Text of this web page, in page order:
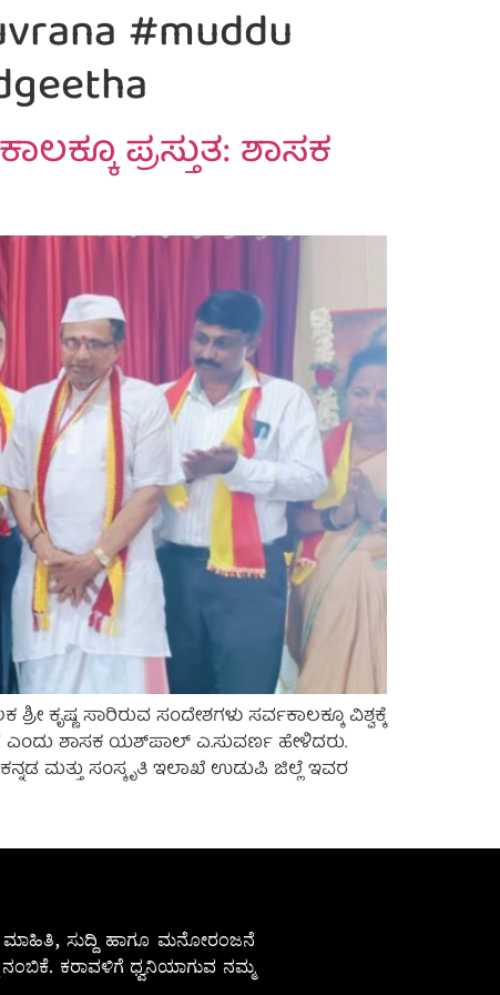
#muddu
ಪ್ರಸ್ತುತ: ಶಾಸಕ
ಸಾರಿರುವ ಸಂದೇಶಗಳು ಸರ್ವಕಾಲಕ್ಕೂ ವಿಶ್ವಕ್ಕೆ
ಎಂದು ಶಾಸಕ ಯಶ್‌ಪಾಲ್ ಎ.ಸುವರ್ಣ ಹೇಳಿದರು.
ಮತ್ತು ಸಂಸ್ಕೃತಿ ಇಲಾಖೆ ಉಡುಪಿ ಜಿಲ್ಲೆ ಇವರ
ಮಾಹಿತಿ, ಸುದ್ದಿ ಹಾಗೂ ಮನೋರಂಜನೆ
ಕರಾವಳಿಗೆ ಧ್ವನಿಯಾಗುವ ನಮ್ಮ